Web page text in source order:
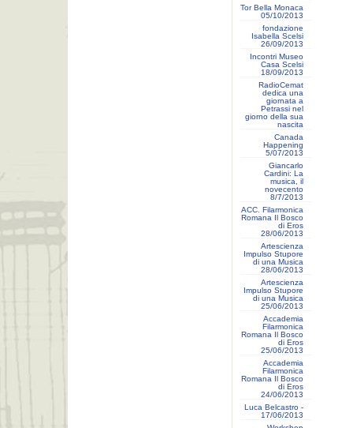
Tor Bella Monaca
05/10/2013
fondazione
Isabella Scelsi
26/09/2013
Incontri Museo
Casa Scelsi
18/09/2013
RadioCemat
dedica una
giornata a
Petrassi nel
giorno della sua
nascita
Canada
Happening
5/07/2013
Giancarlo
Cardini: La
musica, il
novecento
8/7/2013
ACC. Filarmonica
Romana Il Bosco
di Eros
28/06/2013
Artescienza
Impulso Stupore
di una Musica
28/06/2013
Artescienza
Impulso Stupore
di una Musica
25/06/2013
Accademia
Filarmonica
Romana Il Bosco
di Eros
25/06/2013
Accademia
Filarmonica
Romana Il Bosco
di Eros
24/06/2013
Luca Belcastro -
17/06/2013